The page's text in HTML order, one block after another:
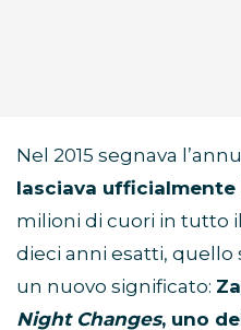
Nel 2015 segnava
lasciava ufficialmente
milioni di cuori in tutto
dieci anni esatti, quello
un nuovo significato:
Night Changes, uno